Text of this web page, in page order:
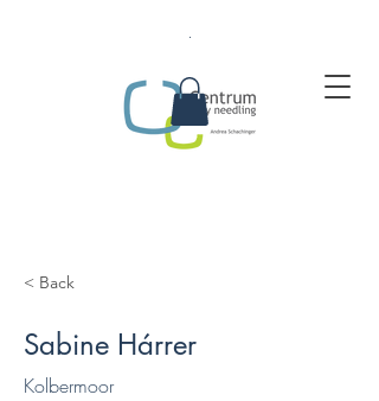
.
< Back
Sabine Hárrer
Kolbermoor